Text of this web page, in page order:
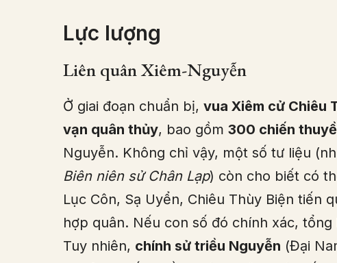
Lực lượng
Liên quân Xiêm-Nguyễn
Ở giai đoạn chuẩn bị, vua Xiêm cử Chiêu
vạn quân thủy, bao gồm 300 chiến
Nguyễn. Không chỉ vậy, một số tư liệu
Biên niên sử Chân Lạp) còn cho biết có
Lục Côn, Sạ Uyển, Chiêu Thùy Biện tiến
hợp quân. Nếu con số đó chính xác,
Tuy nhiên, chính sử triều Nguyễn (Đại